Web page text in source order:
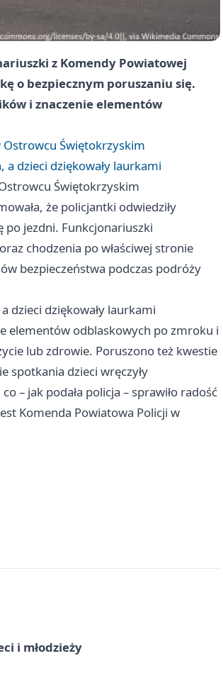
z Komendy Powiatowej
o bezpiecznym poruszaniu się.
i znaczenie elementów
Ostrowcu Świętokrzyskim
dzieci dziękowały laurkami
Świętokrzyskim
że policjantki odwiedziły
po jezdni. Funkcjonariuszki
chodzenia po właściwej stronie
bezpieczeństwa podczas podróży
dzieci dziękowały laurkami
elementów odblaskowych po zmroku i
lub zdrowie. Poruszono też kwestie
spotkania dzieci wręczyły
– jak podała policja – sprawiło radość
Komenda Powiatowa Policji w
i młodzieży